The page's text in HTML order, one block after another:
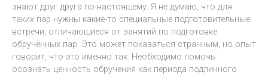
знают друг друга по-настоящему. Я не думаю, что для
таких пар нужны какие-то специальные подготовительные
встречи, отличающиеся от занятий по подготовке
обручённых пар. Это может показаться странным, но опыт
говорит, что это именно так. Необходимо помочь
осознать ценность обручения как периода подлинного